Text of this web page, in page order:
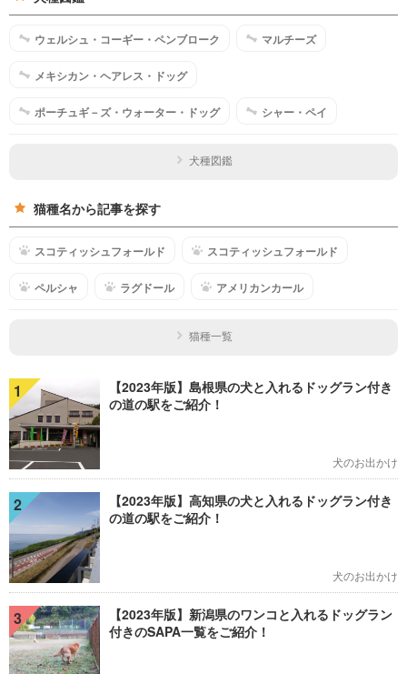
ウェルシュ・コーギー・ペンブローク マルチーズ
メキシカン・ヘアレス・ドッグ
ポーチュギ－ズ・ウォーター・ドッグ シャー・ペイ
犬種図鑑
猫種名から記事を探す
スコティッシュフォールド スコティッシュフォールド
ペルシャ ラグドール アメリカンカール
猫種一覧
1
【2023年版】島根県の犬と入れるドッグラン付き
の道の駅をご紹介！
犬のお出かけ
2
【2023年版】高知県の犬と入れるドッグラン付き
の道の駅をご紹介！
犬のお出かけ
3
【2023年版】新潟県のワンコと入れるドッグラン
付きのSAPA一覧をご紹介！